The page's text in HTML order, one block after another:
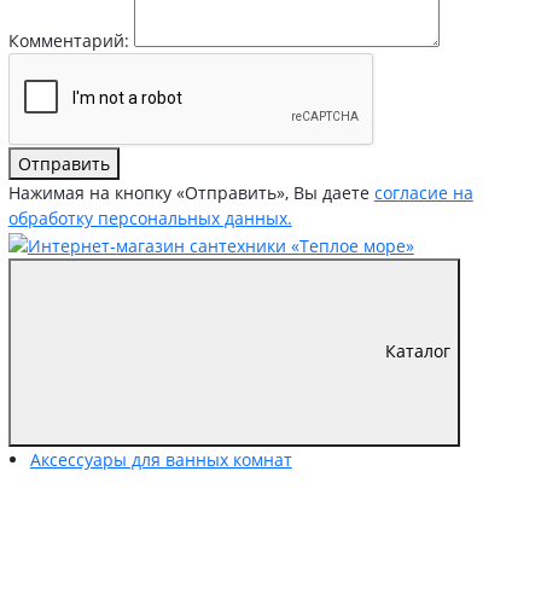
Комментарий:
Отправить
Нажимая на кнопку «Отправить», Вы даете согласие на
обработку персональных данных.
Каталог
Аксессуары для ванных комнат